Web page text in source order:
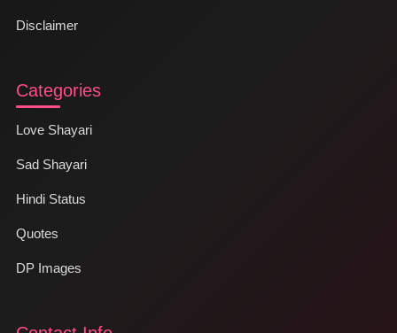
Disclaimer
Categories
Love Shayari
Sad Shayari
Hindi Status
Quotes
DP Images